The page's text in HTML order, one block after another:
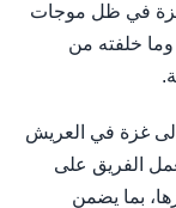
غزة في ظل موجات
وما خلفته من
إلى غزة في العريش
الفريق على
بما يضمن